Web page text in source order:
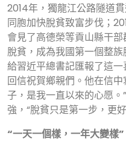
2014年，獨龍江公路隧道
同胞加快脫貧致富步伐；
會見了高德榮等貢山縣干
脫貧，成為我國第一個整
給習近平總書記匯報了這
回信祝賀鄉親們。他在信
子，是我一直以來的心愿
強，“脫貧只是第一步，更
“一天一個樣，一年大變樣”